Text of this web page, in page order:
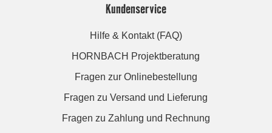
Kundenservice
Hilfe & Kontakt (FAQ)
HORNBACH Projektberatung
Fragen zur Onlinebestellung
Fragen zu Versand und Lieferung
Fragen zu Zahlung und Rechnung